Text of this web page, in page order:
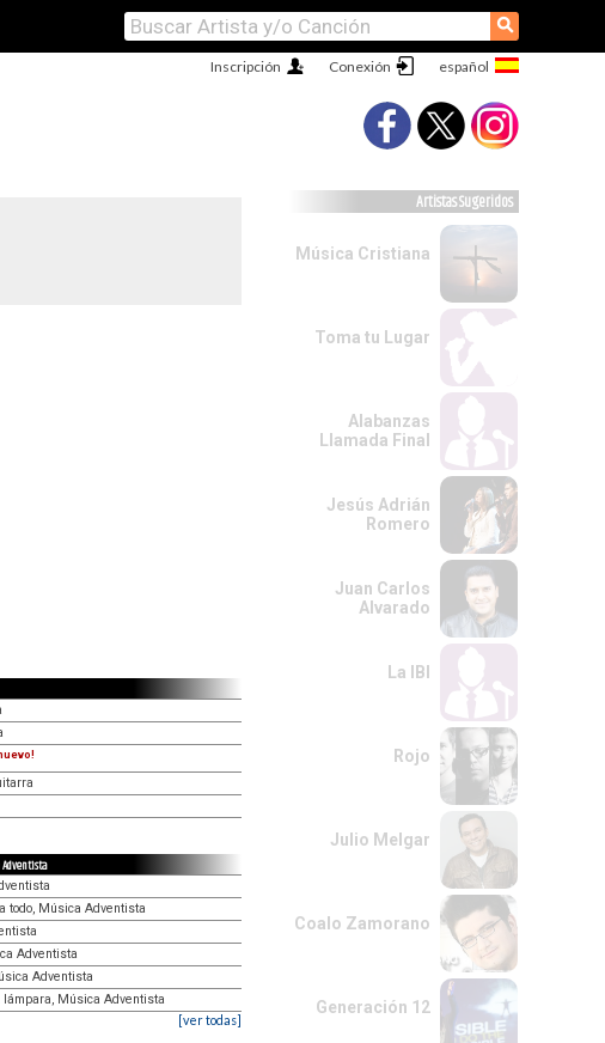
⚲
Conexión
Inscripción
Adventista
todo, Música Adventista
Adventista
Adventista
Música Adventista
[ver todas]
Artistas Sugeridos
Música Cristiana
Toma tu Lugar
Alabanzas
Llamada Final
Jesús Adrián
Romero
Juan Carlos
Alvarado
La IBI
Rojo
Julio Melgar
Coalo Zamorano
Generación 12